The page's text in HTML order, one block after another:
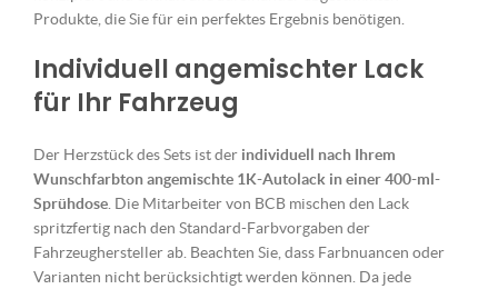
Produkte, die Sie für ein perfektes Ergebnis benötigen.
Individuell angemischter Lack
für Ihr Fahrzeug
Der Herzstück des Sets ist der individuell nach Ihrem
Wunschfarbton angemischte 1K-Autolack in einer 400-ml-
Sprühdose . Die Mitarbeiter von BCB mischen den Lack
spritzfertig nach den Standard-Farbvorgaben der
Fahrzeughersteller ab. Beachten Sie, dass Farbnuancen oder
Varianten nicht berücksichtigt werden können. Da jede